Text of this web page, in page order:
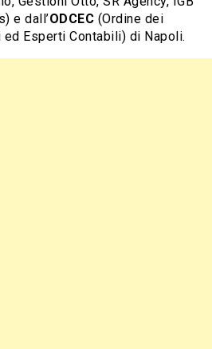
e dall’ODCEC (Ordine dei
Esperti Contabili) di Napoli.